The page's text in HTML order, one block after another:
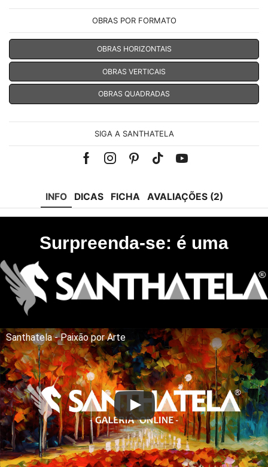
OBRAS POR FORMATO
OBRAS HORIZONTAIS
OBRAS VERTICAIS
OBRAS QUADRADAS
SIGA A SANTHATELA
FacebookInstagramPinterest
Tik-Youtube
INFO DICAS FICHA AVALIAÇÕES (2)
Surpreenda-se: é uma
Santhatela - Paixão por Arte